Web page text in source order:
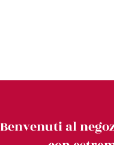
Benvenuti al